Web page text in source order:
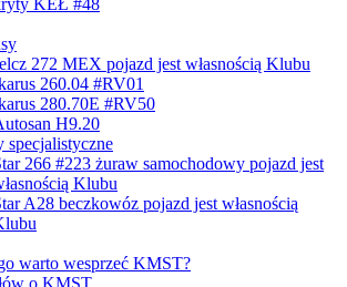
KEŁ #48
272 MEX pojazd jest własnością Klubu
260.04 #RV01
280.70E #RV50
H9.20
specjalistyczne
266 #223 żuraw samochodowy pojazd jest
Klubu
A28 beczkowóz pojazd jest własnością
warto wesprzeć KMST?
o KMST